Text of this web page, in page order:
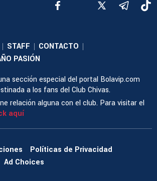
| STAFF | CONTACTO |
PASIÓN
sección especial del portal Bolavip.com
a los fans del Club Chivas.
relación alguna con el club. Para visitar el
aquí
Políticas de Privacidad
Ad Choices